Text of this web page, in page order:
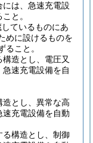
には、急速充電設
と。
ているものにあ
めに設けるものを
ること。
造とし、電圧又
速充電設備を自
とし、異常な高
充電設備を自動
構造とし、制御